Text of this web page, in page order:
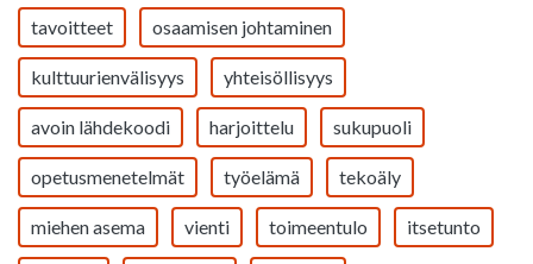
tavoitteet osaamisen johtaminen
kulttuurienvälisyys yhteisöllisyys
avoin lähdekoodi harjoittelu sukupuoli
opetusmenetelmät työelämä tekoäly
miehen asema vienti toimeentulo itsetunto